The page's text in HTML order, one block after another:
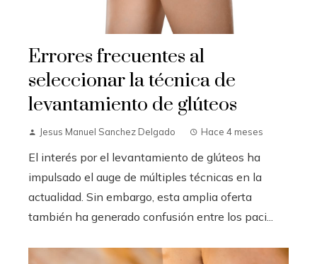
Errores frecuentes al
seleccionar la técnica de
levantamiento de glúteos
Jesus Manuel Sanchez Delgado Hace 4 meses
El interés por el levantamiento de glúteos ha
impulsado el auge de múltiples técnicas en la
actualidad. Sin embargo, esta amplia oferta
también ha generado confusión entre los paci...